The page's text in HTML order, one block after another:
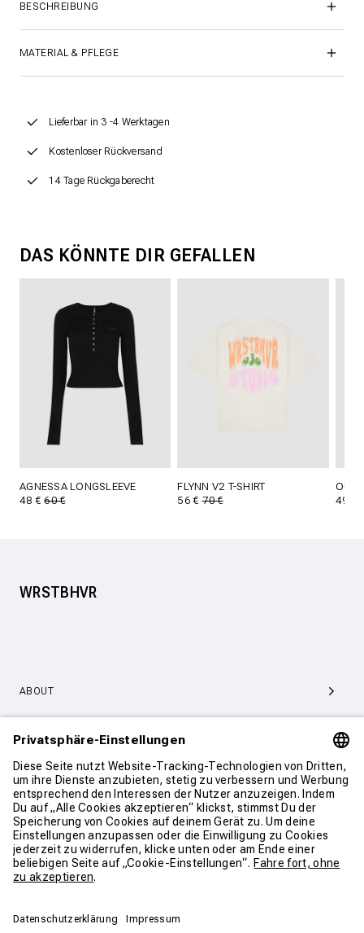
BESCHREIBUNG
MATERIAL & PFLEGE
Lieferbar in 3 -4 Werktagen
Kostenloser Rückversand
14 Tage Rückgaberecht
DAS KÖNNTE DIR GEFALLEN
AGNESSA LONGSLEEVE
48 €60 €
FLYNN V2 T-SHIRT
56 €70 €
OLIN
49 €
WRSTBHVR
ABOUT
SERVICE & SUPPORT
KONTAKT